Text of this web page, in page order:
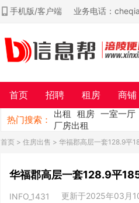
手机版/客户端 业务电话：
首页 招聘 租房 商铺
热门搜索：
出租 租房 一室一厅
厂房出租
首页 > 住房出售 > 华福郡高层一套128.9平
华福郡高层一套128.9平
INFO_1431 更新于2025年03月